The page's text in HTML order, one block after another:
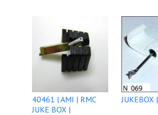
40461 | AMI | RMC
JUKE BOX |
JUKEBOX |